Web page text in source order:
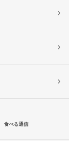
食べる通信